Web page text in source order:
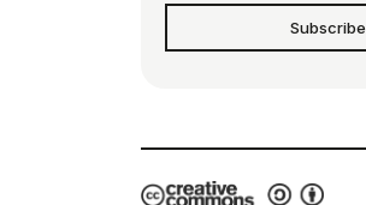
Subscribe